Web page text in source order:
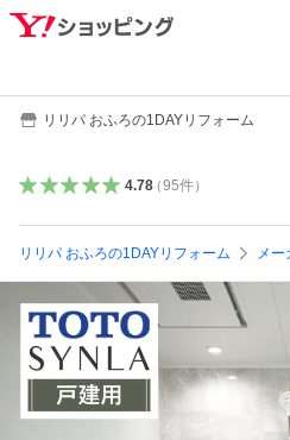
リリパ おふろの1DAYリフォーム
4.78（95件）
リリパ おふろの1DAYリフォーム メー